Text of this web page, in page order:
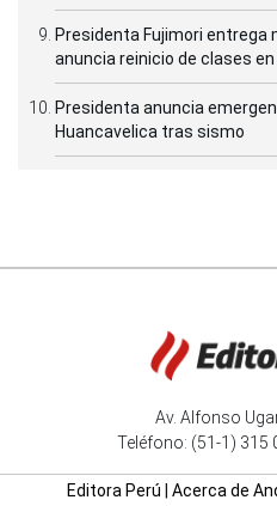
Presidenta Fujimori entrega
anuncia reinicio de clases en
Presidenta anuncia
Huancavelica tras sismo
Av. Alfonso
Teléfono: (51-1) 315
Editora Perú Acerca de